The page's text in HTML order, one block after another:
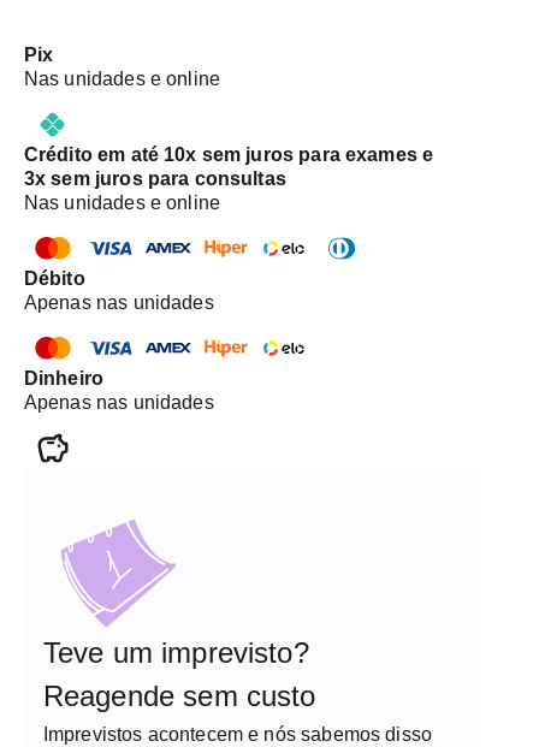
Pix
Nas unidades e online
Crédito em até 10x sem juros para exames e
3x sem juros para consultas
Nas unidades e online
Débito
Apenas nas unidades
Dinheiro
Apenas nas unidades
Teve um imprevisto?
Reagende sem custo
Imprevistos acontecem e nós sabemos disso